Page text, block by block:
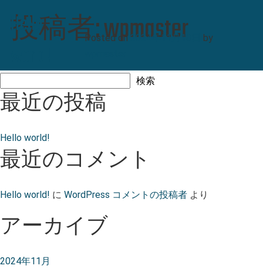
投稿者:wpmaster
Hello
Posted on 2024年11月10日
by
は削除し、コンテンツ作成を始めてください。
の
検索
最近の投稿
Hello world!
最近のコメント
Hello world! に WordPress コメントの投稿者 より
アーカイブ
2024年11月